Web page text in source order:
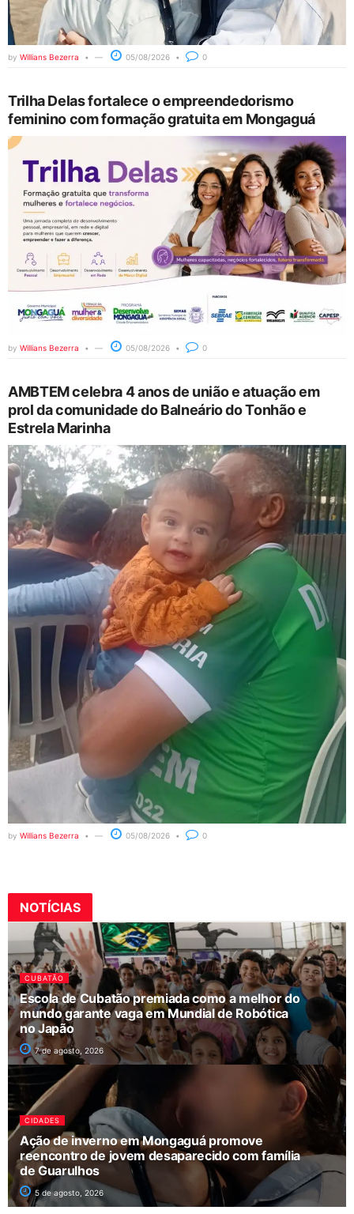
by Willians Bezerra 05/08/2026 0
Trilha Delas fortalece o empreendedorismo
feminino com formação gratuita em Mongaguá
by Willians Bezerra 05/08/2026 0
AMBTEM celebra 4 anos de união e atuação em
prol da comunidade do Balneário do Tonhão e
Estrela Marinha
by Willians Bezerra 05/08/2026 0
NOTÍCIAS
CUBATÃO
Escola de Cubatão premiada como a melhor do
mundo garante vaga em Mundial de Robótica
no Japão
7 de agosto, 2026
CIDADES
Ação de inverno em Mongaguá promove
reencontro de jovem desaparecido com família
de Guarulhos
5 de agosto, 2026